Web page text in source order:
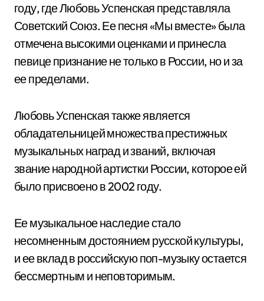
году, где Любовь Успенская представляла
Советский Союз. Ее песня «Мы вместе» была
отмечена высокими оценками и принесла
певице признание не только в России, но и за
ее пределами.
Любовь Успенская также является
обладательницей множества престижных
музыкальных наград и званий, включая
звание народной артистки России, которое ей
было присвоено в 2002 году.
Ее музыкальное наследие стало
несомненным достоянием русской культуры,
и ее вклад в российскую поп-музыку остается
бессмертным и неповторимым.